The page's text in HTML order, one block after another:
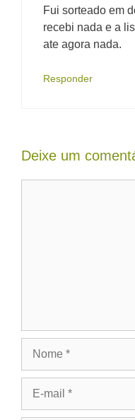
Fui sorteado em
recebi nada e a
ate agora nada.
Responder
Deixe um